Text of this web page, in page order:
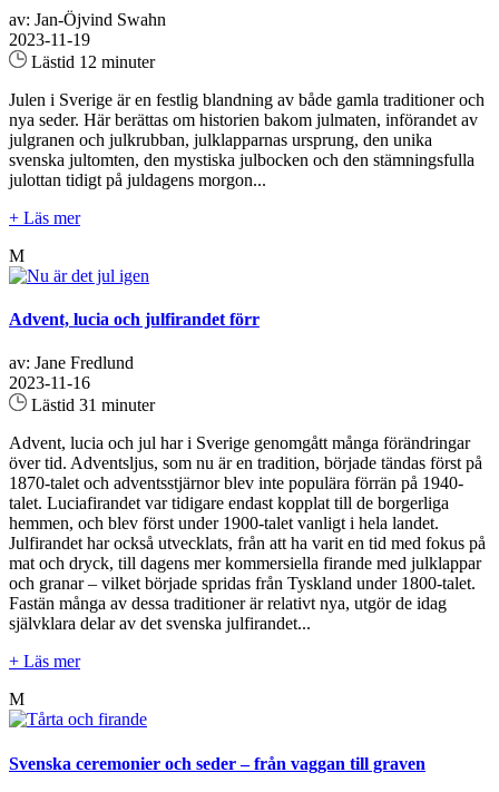
av: Jan-Öjvind Swahn
2023-11-19
Lästid 12 minuter
Julen i Sverige är en festlig blandning av både gamla traditioner och
nya seder. Här berättas om historien bakom julmaten, införandet av
julgranen och julkrubban, julklapparnas ursprung, den unika
svenska jultomten, den mystiska julbocken och den stämningsfulla
julottan tidigt på juldagens morgon...
+ Läs mer
M
Advent, lucia och julfirandet förr
av: Jane Fredlund
2023-11-16
Lästid 31 minuter
Advent, lucia och jul har i Sverige genomgått många förändringar
över tid. Adventsljus, som nu är en tradition, började tändas först på
1870-talet och adventsstjärnor blev inte populära förrän på 1940-
talet. Luciafirandet var tidigare endast kopplat till de borgerliga
hemmen, och blev först under 1900-talet vanligt i hela landet.
Julfirandet har också utvecklats, från att ha varit en tid med fokus på
mat och dryck, till dagens mer kommersiella firande med julklappar
och granar – vilket började spridas från Tyskland under 1800-talet.
Fastän många av dessa traditioner är relativt nya, utgör de idag
självklara delar av det svenska julfirandet...
+ Läs mer
M
Svenska ceremonier och seder – från vaggan till graven